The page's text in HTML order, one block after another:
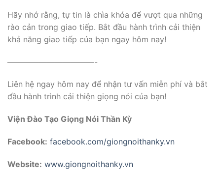
Hãy nhớ rằng, tự tin là chìa khóa để vượt qua những
rào cản trong giao tiếp. Bắt đầu hành trình cải thiện
khả năng giao tiếp của bạn ngay hôm nay!
———————————-
Liên hệ ngay hôm nay để nhận tư vấn miễn phí và bắt
đầu hành trình cải thiện giọng nói của bạn!
Viện Đào Tạo Giọng Nói Thần Kỳ
Facebook: facebook.com/giongnoithanky.vn
Website: www.giongnoithanky.vn